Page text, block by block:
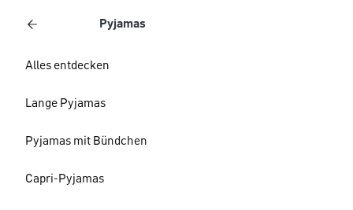
Pyjamas
Alles entdecken
Lange Pyjamas
Pyjamas mit Bündchen
Capri-Pyjamas